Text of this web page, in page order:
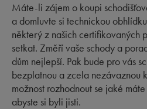
Máte-li zájem o koupi
a domluvte si technickou
některý z našich certifikovaných
setkat. Změří vaše schody a
dům nejlepší. Pak bude pro vás
bezplatnou a zcela nezávaznou
možnost rozhodnout se jaké
abyste si byli jisti.